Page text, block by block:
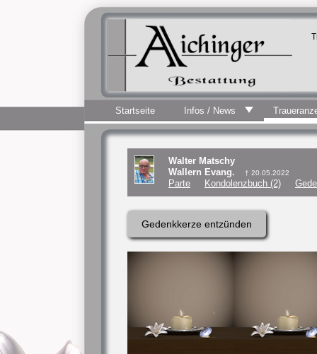
Startseite Infos / News
Walter Matschy
Wallern Evang.
† 20.05.2022
Parte Kondolenzbuch (2)
Gedenkkerze entzünden